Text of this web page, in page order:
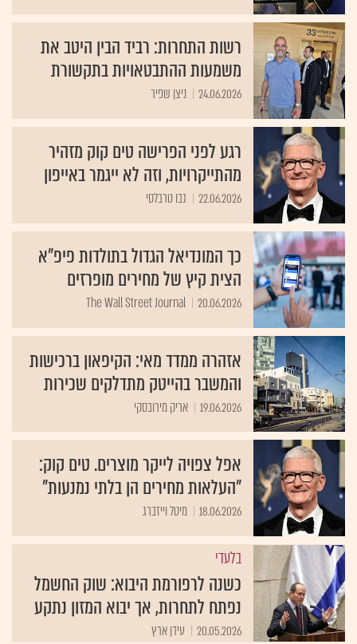
רשות התחרות: רביד הבין היטב את
משמעות ההתבטאויות בתקשורת
24.06.2026 ניצן שפיר
רגע לפני הפרישה טים קוק מזהיר
מהתייקרויות, וזה לא ייגמר באייפון
22.06.2026 נבו טרבלסי
כך המונדיאל הגדול בתולדות פיפ"א
הצית קיץ של מחירים מופרזים
20.06.2026
The Wall Street Journal
אזהרה ממדד מאי: הקיפאון ברכישות
והמשבר בהייטק מתדלקים שכירות
19.06.2026 אריק מירובסקי
אפל צפויה לייקר מוצרים. טים קוק:
"העלאות מחירים הן בלתי נמנעות"
18.06.2026 מיטל וייזברג
בלעדי
כשנה לרפורמת היבוא: שוק החשמל
נפתח לתחרות, אך יבוא המזון נתקע
20.05.2026 עידן ארץ